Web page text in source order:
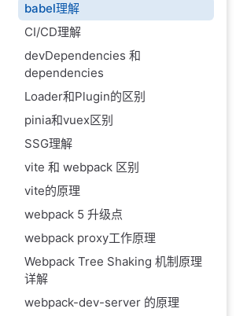
babel理解
CI/CD理解
devDependencies 和
dependencies
Loader和Plugin的区别
pinia和vuex区别
SSG理解
vite 和 webpack 区别
vite的原理
webpack 5 升级点
webpack proxy工作原理
Webpack Tree Shaking 机制原理
详解
webpack-dev-server 的原理